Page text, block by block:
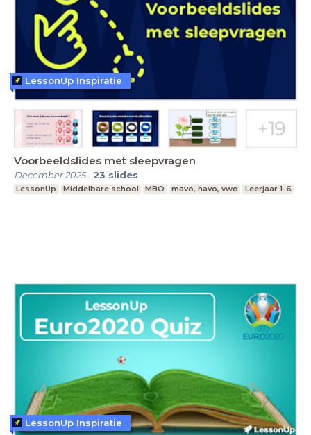
Voorbeeldslides met sleepvragen
December 2025- 23 slides
LessonUp Middelbare school MBO mavo, havo, vwo Leerjaar 1-6
LessonUp Inspiratie
LessonUp Inspiratie